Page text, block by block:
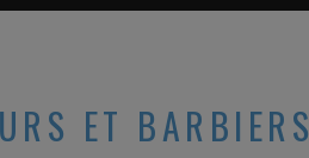
ET BARBIERS